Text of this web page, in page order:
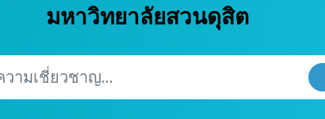
มหาวิทยาลัยสวนดุสิต